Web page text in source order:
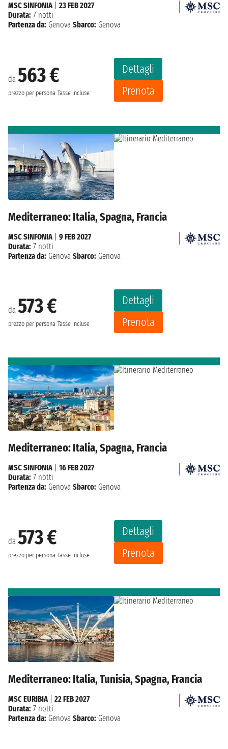
da 563 €
prezzo per persona Tasse incluse
Dettagli
Prenota
MSC SINFONIA| 23 FEB 2027
Durata: 7 notti
Partenza da: Genova Sbarco: Genova
Mediterraneo: Italia, Spagna, Francia
da 573 €
prezzo per persona Tasse incluse
Dettagli
Prenota
MSC SINFONIA| 9 FEB 2027
Durata: 7 notti
Partenza da: Genova Sbarco: Genova
Mediterraneo: Italia, Spagna, Francia
da 573 €
prezzo per persona Tasse incluse
Dettagli
Prenota
MSC SINFONIA| 16 FEB 2027
Durata: 7 notti
Partenza da: Genova Sbarco: Genova
Mediterraneo: Italia, Tunisia, Spagna, Francia
MSC EURIBIA| 22 FEB 2027
Durata: 7 notti
Partenza da: Genova Sbarco: Genova